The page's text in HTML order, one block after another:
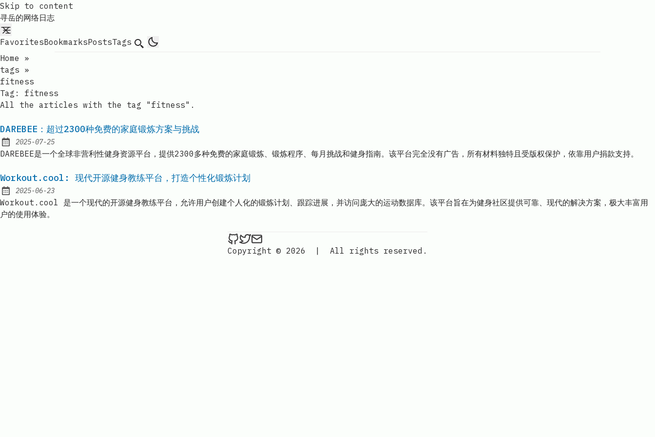
Skip to content
寻岳的网络日志
FavoritesBookmarksPostsTags Search
Home
»
tags »
fitness
Tag: fitness
All the articles with the tag "fitness".
DAREBEE：超过2300种免费的家庭锻炼方案与挑战
Published:
2025-07-25
DAREBEE是一个全球非营利性健身资源平台，提供2300多种免费的家庭锻炼、锻炼程序、每月挑战和健身指南。该平台完全没有广告，所有材料独特且受版权保护，依靠用户捐款支持。
Workout.cool: 现代开源健身教练平台，打造个性化锻炼计划
Published:
2025-06-23
Workout.cool 是一个现代的开源健身教练平台，允许用户创建个人化的锻炼计划、跟踪进展，并访问庞大的运动数据库。该平台旨在为健身社区提供可靠、现代的解决方案，极大丰富用
户的使用体验。
ethan4768 on Github
ethan4768 on Twitter
Copyright © 2026
| All rights reserved.